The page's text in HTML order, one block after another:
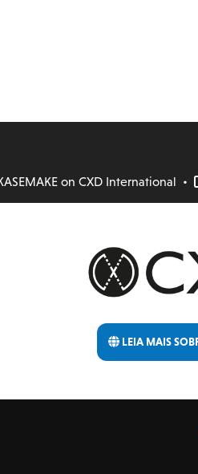
on CXD International •
LEIA MAIS